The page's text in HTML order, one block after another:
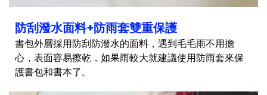
防刮潑水面料+防雨套雙重保護
書包外層採用防刮防潑水的面料，遇到毛毛雨不用擔
心，表面容易擦乾，如果雨較大就建議使用防雨套來保
護書包和書本了。